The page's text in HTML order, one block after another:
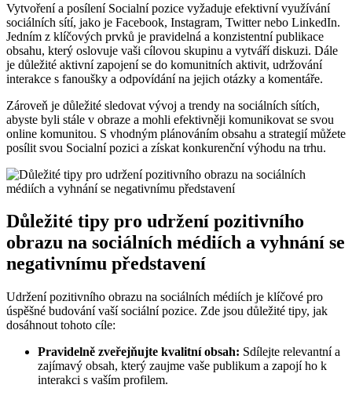
Vytvoření a posílení Socialní pozice vyžaduje efektivní využívání
sociálních sítí, jako je Facebook, Instagram, Twitter nebo LinkedIn.
Jedním z klíčových prvků je pravidelná a konzistentní publikace
obsahu, který oslovuje vaši cílovou skupinu a vytváří diskuzi. Dále
je důležité aktivní zapojení se do komunitních aktivit, udržování
interakce s fanoušky a odpovídání na jejich otázky a komentáře.
Zároveň je důležité sledovat vývoj a trendy na sociálních sítích,
abyste byli stále v obraze a mohli efektivněji komunikovat se svou
online komunitou. S vhodným plánováním obsahu a strategií můžete
posílit svou Socialní pozici a získat konkurenční výhodu na trhu.
Důležité tipy pro udržení pozitivního
obrazu na sociálních médiích a vyhnání se
negativnímu představení
Udržení pozitivního obrazu na sociálních médiích je klíčové pro
úspěšné budování vaší sociální pozice. Zde jsou důležité tipy, jak
dosáhnout tohoto cíle:
Pravidelně zveřejňujte kvalitní obsah: Sdílejte relevantní a
zajímavý obsah, který zaujme vaše publikum a zapojí ho k
interakci s vaším profilem.